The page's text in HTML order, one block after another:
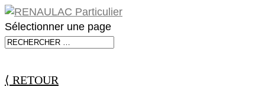
Sélectionner une page
⟨ RETOUR